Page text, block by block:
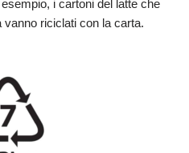
i cartoni del latte che
riciclati con la carta.